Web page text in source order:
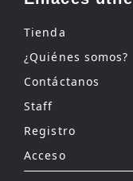
Tienda
¿Quiénes somos?
Contáctanos
Staff
Registro
Acceso